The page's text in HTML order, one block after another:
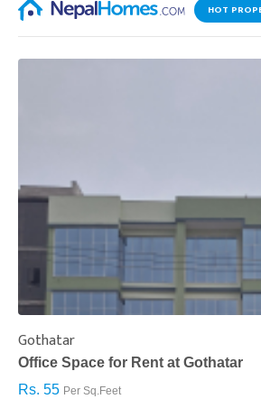
HOT
Gothatar
Office Space for Rent at Gothatar
Rs. 55 Per Sq.Feet